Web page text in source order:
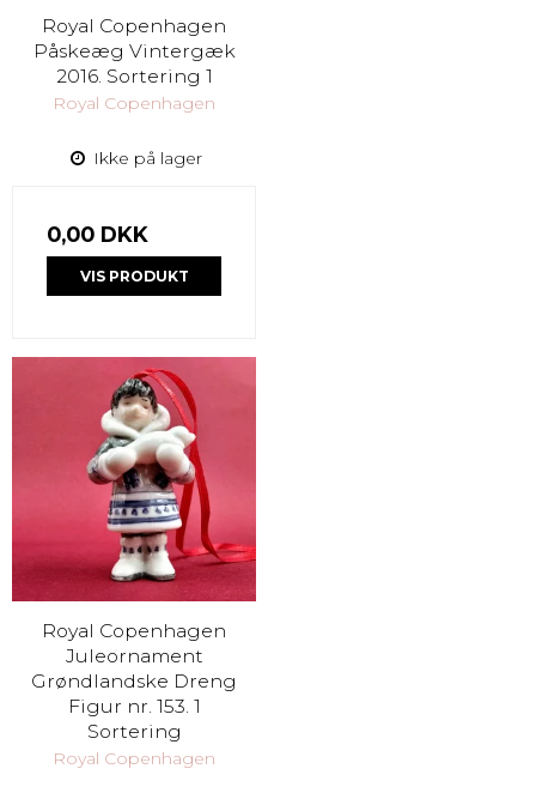
Royal Copenhagen
Påskeæg Vintergæk
2016. Sortering 1
Royal Copenhagen
Ikke på lager
0,00 DKK
VIS PRODUKT
Royal Copenhagen
Juleornament
Grøndlandske Dreng
Figur nr. 153. 1
Sortering
Royal Copenhagen